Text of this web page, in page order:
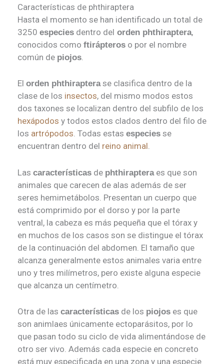
Características de phthiraptera
Hasta el momento se han identificado un total de
3250 especies dentro del orden phthiraptera,
conocidos como ftirápteros o por el nombre
común de piojos.
El orden phthirapterase clasifica dentro de la
clase de los insectos, del mismo modos estos
dos taxones se localizan dentro del subfilo de los
hexápodos y todos estos clados dentro del filo de
los artrópodos. Todas estas especies se
encuentran dentro del reino animal.
Las características de phthirapteraes que son
animales que carecen de alas además de ser
seres hemimetábolos. Presentan un cuerpo que
está comprimido por el dorso y por la parte
ventral, la cabeza es más pequeña que el tórax y
en muchos de los casos son se distingue el tórax
de la continuación del abdomen. El tamaño que
alcanza generalmente estos animales varia entre
uno y tres milímetros, pero existe alguna especie
que alcanza un centímetro.
Otra de las características de los piojos es que
son animlaes únicamente ectoparásitos, por lo
que pasan todo su ciclo de vida alimentándose de
otro ser vivo. Además cada especie en concreto
está muy especificada en una zona y una especie